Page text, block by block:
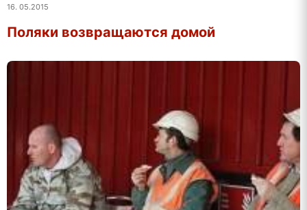
16. 05.2015
Поляки возвращаются домой